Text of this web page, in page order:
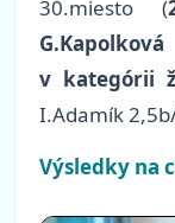
30.miesto (
v kategórii
I.Adamík
Výsledky na